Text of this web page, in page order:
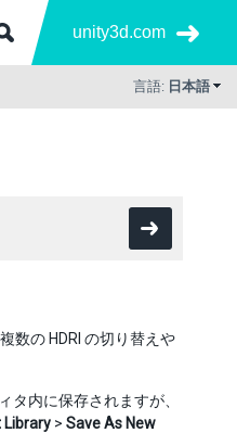
unity3d.com
言語: 日本語
数の HDRI の切り替えや
タ内に保存されますが、
Library > Save As New